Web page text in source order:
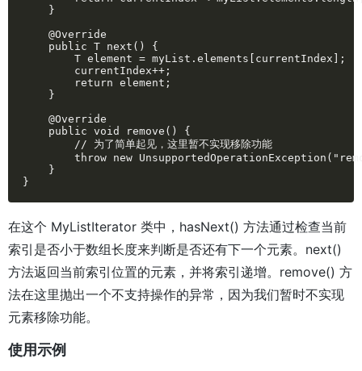
}
@Override
public T next() {
T element = myList.elements[currentIndex];
currentIndex++;
return element;
}
@Override
public void remove() {
// 为了简单起见，这里暂不实现移除功能
throw new
}
}
在这个 MyListIterator 类中，hasNext() 方法通过检查当前
索引是否小于数组长度来判断是否还有下一个元素。next()
方法返回当前索引位置的元素，并将索引递增。remove() 方
法在这里抛出一个不支持操作的异常，因为我们暂时不实现
元素移除功能。
使用示例